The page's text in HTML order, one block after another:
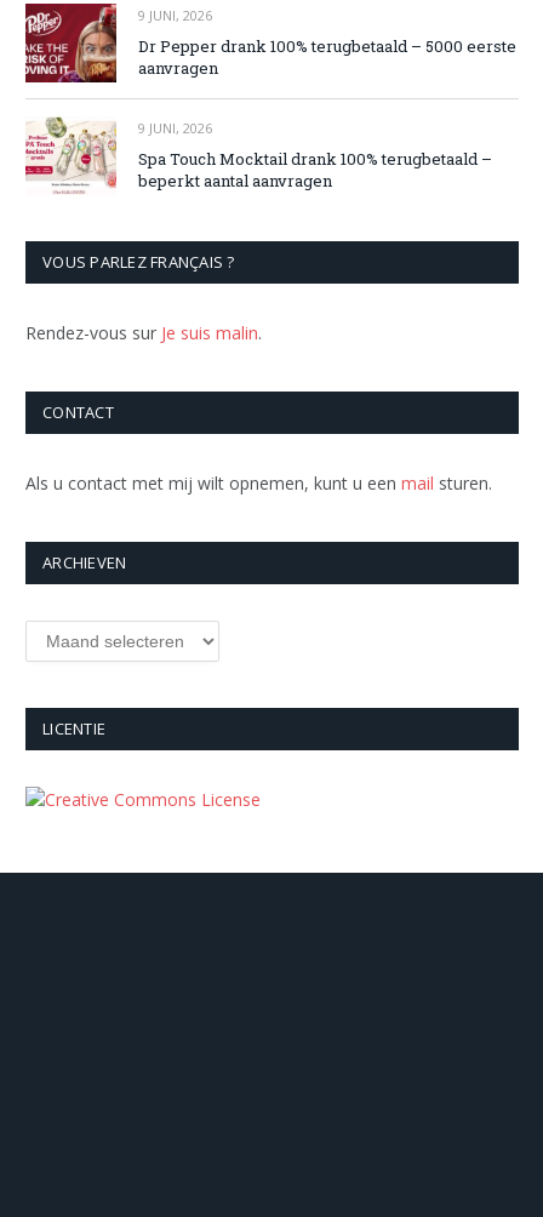
9 JUNI, 2026
Dr Pepper drank 100% terugbetaald – 5000 eerste
aanvragen
9 JUNI, 2026
Spa Touch Mocktail drank 100% terugbetaald –
beperkt aantal aanvragen
VOUS PARLEZ FRANÇAIS ?
Rendez-vous sur Je suis malin.
CONTACT
Als u contact met mij wilt opnemen, kunt u een mail sturen.
ARCHIEVEN
Archieven
LICENTIE